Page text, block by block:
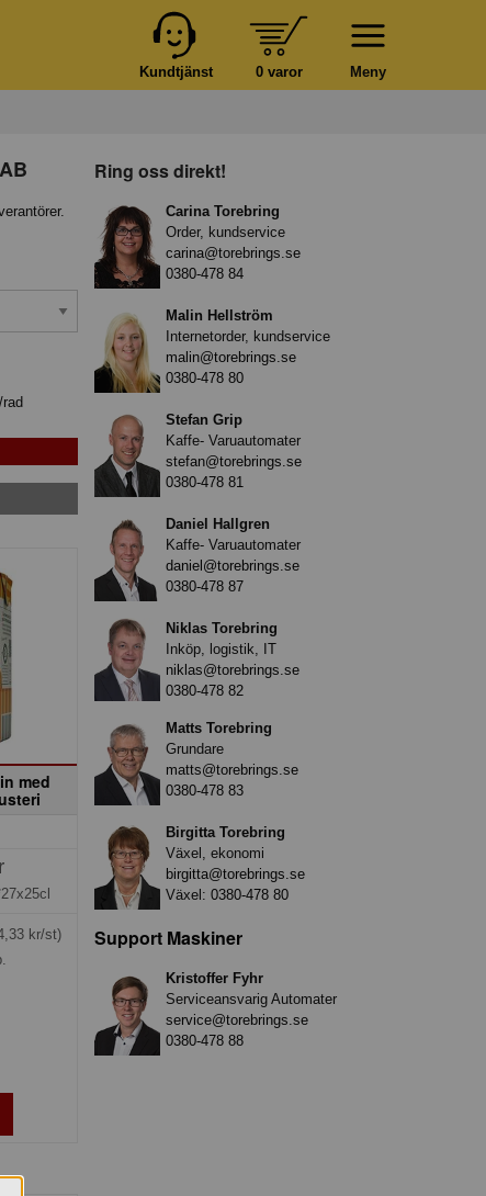
Meny
0 varor
Kundtjänst
med
kr/st)
Ring oss direkt!
Carina Torebring
Order, kundservice
carina@torebrings.se
0380-478 84
Malin Hellström
Internetorder, kundservice
malin@torebrings.se
0380-478 80
Stefan Grip
Kaffe- Varuautomater
stefan@torebrings.se
0380-478 81
Daniel Hallgren
Kaffe- Varuautomater
daniel@torebrings.se
0380-478 87
Niklas Torebring
Inköp, logistik, IT
niklas@torebrings.se
0380-478 82
Matts Torebring
Grundare
matts@torebrings.se
0380-478 83
Birgitta Torebring
Växel, ekonomi
birgitta@torebrings.se
Växel: 0380-478 80
Support Maskiner
Kristoffer Fyhr
Serviceansvarig Automater
service@torebrings.se
0380-478 88